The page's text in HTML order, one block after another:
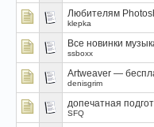
Любителям
klepka
Все новинки
ssboxx
Artweaver —
denisgrim
допечатная
SFQ